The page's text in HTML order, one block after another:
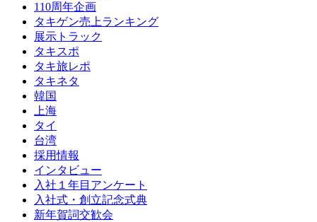
110周年企画
タキゲン売上ランキング
展示トラック
タキスポ
タキ旅レポ
タキネタ
韓国
上海
タイ
台湾
採用情報
インタビュー
入社１年目アンケート
入社式・創立記念式典
新年賀詞交歓会